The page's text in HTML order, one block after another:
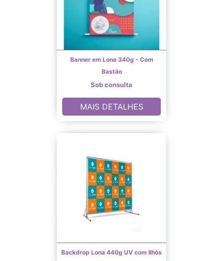
Banner em Lona 340g - Com
Bastão
Sob consulta
MAIS DETALHES
Backdrop Lona 440g UV com Ilhós